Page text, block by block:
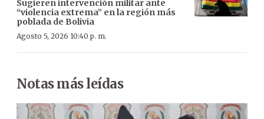
Sugieren intervención militar ante
“violencia extrema” en la región más
poblada de Bolivia
Agosto 5, 2026 10:40 p. m.
Notas más leídas